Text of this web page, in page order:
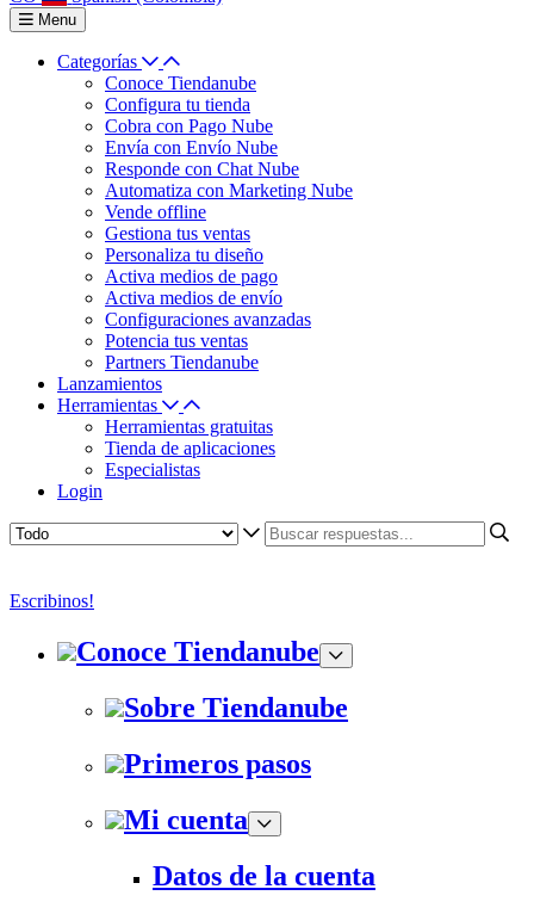
Menu
Categorías
Conoce Tiendanube
Configura tu tienda
Cobra con Pago Nube
Envía con Envío Nube
Responde con Chat Nube
Automatiza con Marketing Nube
Vende offline
Gestiona tus ventas
Personaliza tu diseño
Activa medios de pago
Activa medios de envío
Configuraciones avanzadas
Potencia tus ventas
Partners Tiendanube
Lanzamientos
Herramientas
Herramientas gratuitas
Tienda de aplicaciones
Especialistas
Login
Escribinos!
Conoce Tiendanube
Sobre Tiendanube
Primeros pasos
Mi cuenta
Datos de la cuenta